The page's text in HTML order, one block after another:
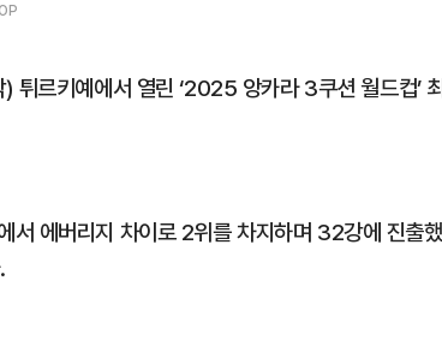
튀르키예에서 열린 ‘2025 앙카라 3쿠션 월드컵’
서 에버리지 차이로 2위를 차지하며 32강에 진